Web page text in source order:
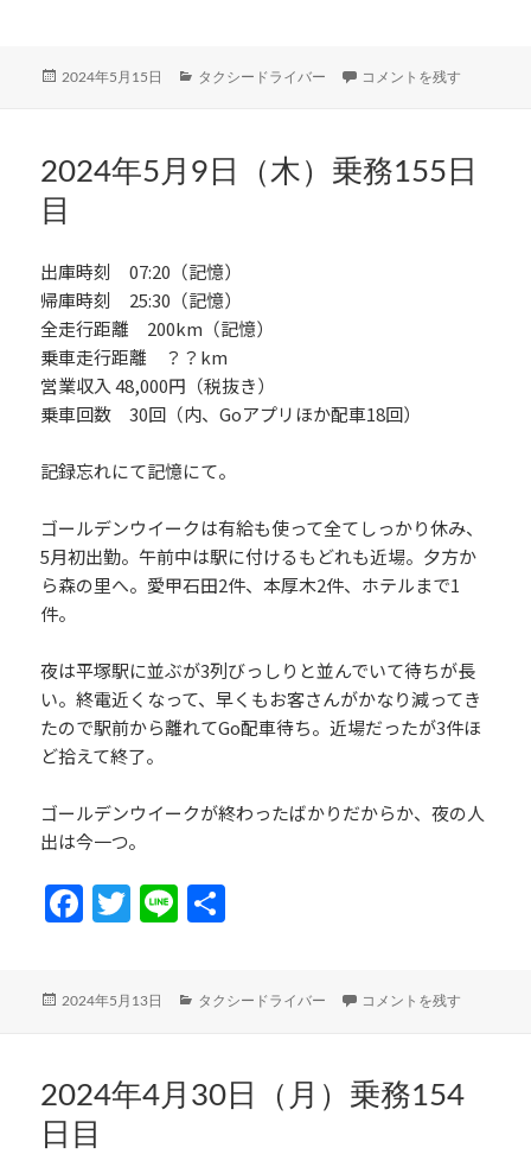
o
k
er
投
2024年5月15日
カ
ー
タクシードライバー 2024年5月14日（火）乗
コメントを残す
2024年5月9日（木）乗務155日
目
出庫時刻 07:20（記憶）
帰庫時刻 25:30（記憶）
全走行距離 200km（記憶）
乗車走行距離 ？？km
営業収入 48,000円（税抜き）
乗車回数 30回（内、Goアプリほか配車18回）
記録忘れにて記憶にて。
ゴールデンウイークは有給も使って全てしっかり休み、
5月初出勤。午前中は駅に付けるもどれも近場。夕方か
ら森の里へ。愛甲石田2件、本厚木2件、ホテルまで1
件。
夜は平塚駅に並ぶが3列びっしりと並んでいて待ちが長
い。終電近くなって、早くもお客さんがかなり減ってき
たので駅前から離れてGo配車待ち。近場だったが3件ほ
ど拾えて終了。
ゴールデンウイークが終わったばかりだからか、夜の人
出は今一つ。
Fa
o
k
T
er
Li
投
2024年5月13日
カ
ー
タクシードライバー 2024年5月9日（木）乗務
コメントを残す
2024年4月30日（月）乗務154
日目